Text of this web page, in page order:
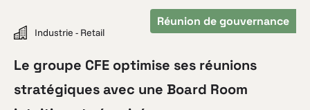
Réunion de gouvernance
Industrie - Retail
Le groupe CFE optimise ses réunions
stratégiques avec une Board Room